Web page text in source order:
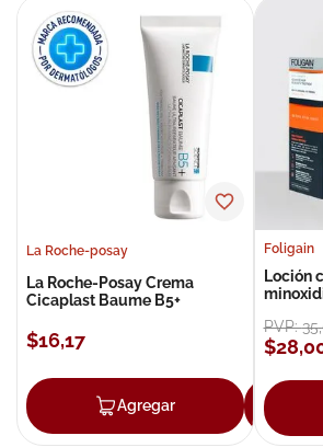
La Roche-posay
La Roche-Posay Crema
Cicaplast Baume B5+
$16,17
Agregar
Foligain
Loción
PVP:35,
$28,